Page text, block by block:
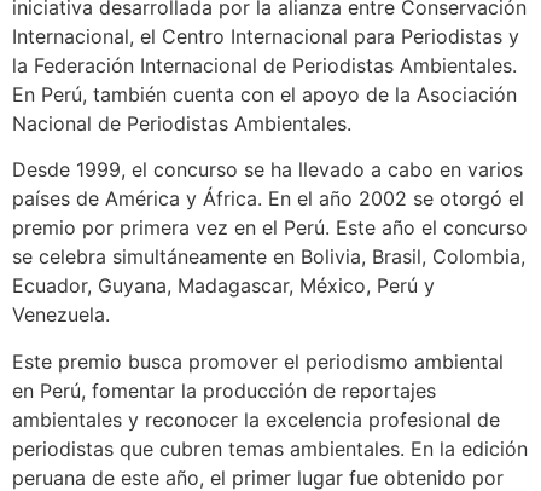
iniciativa desarrollada por la alianza entre Conservación
Internacional, el Centro Internacional para Periodistas y
la Federación Internacional de Periodistas Ambientales.
En Perú, también cuenta con el apoyo de la Asociación
Nacional de Periodistas Ambientales.
Desde 1999, el concurso se ha llevado a cabo en varios
países de América y África. En el año 2002 se otorgó el
premio por primera vez en el Perú. Este año el concurso
se celebra simultáneamente en Bolivia, Brasil, Colombia,
Ecuador, Guyana, Madagascar, México, Perú y
Venezuela.
Este premio busca promover el periodismo ambiental
en Perú, fomentar la producción de reportajes
ambientales y reconocer la excelencia profesional de
periodistas que cubren temas ambientales. En la edición
peruana de este año, el primer lugar fue obtenido por